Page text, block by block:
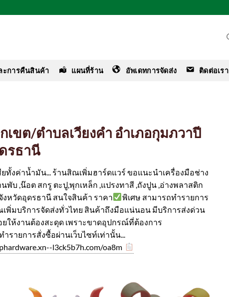
ะการคืนสินค้า แผนที่ร้าน อัพเดทการจัดส่ง ติดต่อเรา
เขต/ตำบลเวียงคำ อำเภอกุมภวาปี
รธานี
ทั้งค่าน้ำมัน... ร้านสิณเพิ่มฮาร์ดแวร์ ขอแนะนำเครื่องมือช่าง
บ ,น๊อต สกรู ตะปู,พุกเหล็ก ,แปรงทาสี ,ถังปูน ,อ่างพลาสติก
หวัดอุดรธานี สนใจสินค้า ราคา
พิเศษ สามารถทำรายการ
พิ่มบริการจัดส่งทั่วไทย สินค้าถึงมือแน่นอน มีบริการส่งด่วน
ให้งานต้องสะดุด เพราะขาดอุปกรณ์ที่ต้องการ
รายการสั่งซื้อผ่านเว็บไซท์เท่านั้น...
l3ck5b7h.com/oa8m